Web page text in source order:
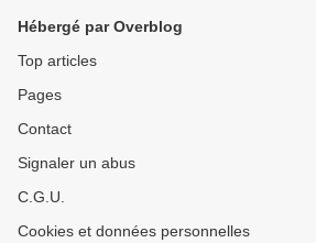
Hébergé par Overblog
Top articles
Pages
Contact
Signaler un abus
C.G.U.
Cookies et données personnelles